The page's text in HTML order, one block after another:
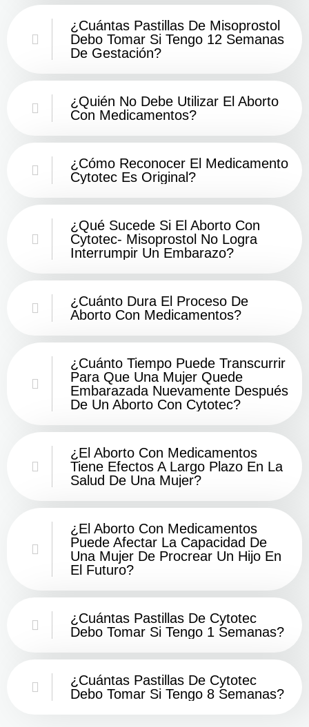
¿Cuántas Pastillas De Misoprostol
Debo Tomar Si Tengo 12 Semanas
De Gestación?
¿Quién No Debe Utilizar El Aborto
Con Medicamentos?
¿Cómo Reconocer El Medicamento
Cytotec Es Original?
¿Qué Sucede Si El Aborto Con
Cytotec- Misoprostol No Logra
Interrumpir Un Embarazo?
¿Cuánto Dura El Proceso De
Aborto Con Medicamentos?
¿Cuánto Tiempo Puede Transcurrir
Para Que Una Mujer Quede
Embarazada Nuevamente Después
De Un Aborto Con Cytotec?
¿El Aborto Con Medicamentos
Tiene Efectos A Largo Plazo En La
Salud De Una Mujer?
¿El Aborto Con Medicamentos
Puede Afectar La Capacidad De
Una Mujer De Procrear Un Hijo En
El Futuro?
¿Cuántas Pastillas De Cytotec
Debo Tomar Si Tengo 1 Semanas?
¿Cuántas Pastillas De Cytotec
Debo Tomar Si Tengo 8 Semanas?